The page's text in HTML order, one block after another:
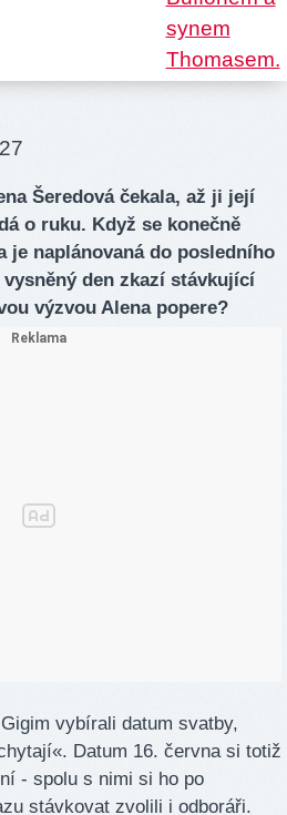
Šeredová čekala, až ji její
o ruku. Když se konečně
je naplánovaná do posledního
den zkazí stávkující
výzvou Alena popere?
vybírali datum svatby,
Datum 16. června si totiž
- spolu s nimi si ho po
stávkovat zvolili i odboráři.